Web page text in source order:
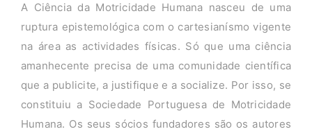
A Ciência da Motricidade Humana nasceu de uma
ruptura epistemológica com o cartesianísmo vigente
na área as actividades físicas. Só que uma ciência
amanhecente precisa de uma comunidade científica
que a publicite, a justifique e a socialize. Por isso, se
constituiu a Sociedade Portuguesa de Motricidade
Humana. Os seus sócios fundadores são os autores